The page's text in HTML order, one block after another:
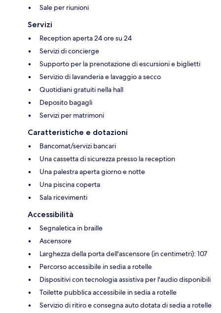
Sale per riunioni
Servizi
Reception aperta 24 ore su 24
Servizi di concierge
Supporto per la prenotazione di escursioni e biglietti
Servizio di lavanderia e lavaggio a secco
Quotidiani gratuiti nella hall
Deposito bagagli
Servizi per matrimoni
Caratteristiche e dotazioni
Bancomat/servizi bancari
Una cassetta di sicurezza presso la reception
Una palestra aperta giorno e notte
Una piscina coperta
Sala ricevimenti
Accessibilità
Segnaletica in braille
Ascensore
Larghezza della porta dell'ascensore (in centimetri): 107
Percorso accessibile in sedia a rotelle
Dispositivi con tecnologia assistiva per l'audio disponibili
Toilette pubblica accessibile in sedia a rotelle
Servizio di ritiro e consegna auto dotata di sedia a rotelle